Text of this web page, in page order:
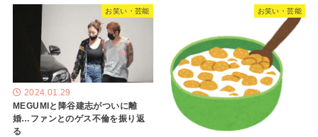
お笑い・芸能
2024.01.29
MEGUMIと降谷建志がついに離
婚…ファンとのゲス不倫を振り返
る
お笑い・芸能